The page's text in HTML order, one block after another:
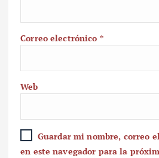
Correo electrónico *
Web
Guardar mi nombre, correo
en este navegador para la